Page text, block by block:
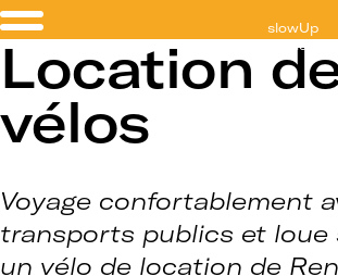
slowUp
Vallée de Joux
Location
vélos
Voyage confortablement
transports publics et loue
un vélo de location de